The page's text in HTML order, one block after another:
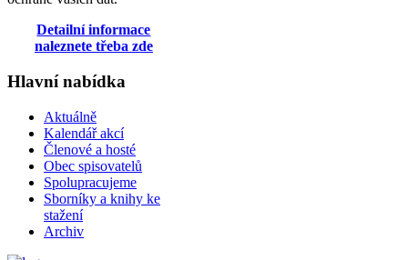
Detailní informace
naleznete třeba zde
Hlavní nabídka
Aktuálně
Kalendář akcí
Členové a hosté
Obec spisovatelů
Spolupracujeme
Sborníky a knihy ke
stažení
Archiv